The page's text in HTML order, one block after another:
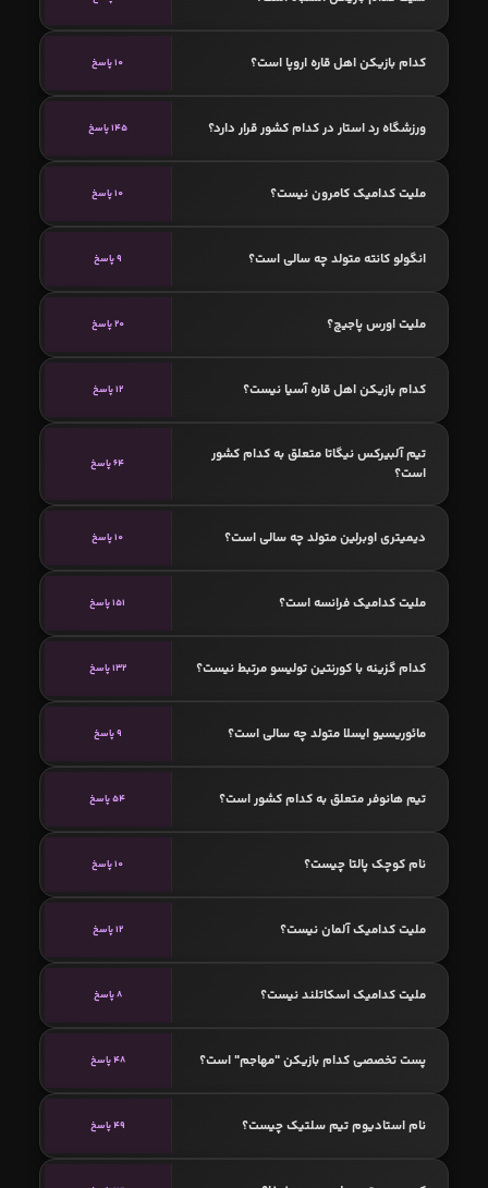
کدام بازیکن اهل قاره اروپا است؟ 10 پاسخ
ورزشگاه رد استار در کدام کشور قرار دارد؟ 145 پاسخ
ملیت کدامیک کامرون نیست؟ 10 پاسخ
انگولو کانته متولد چه سالی است؟ 9 پاسخ
ملیت اورس پاجیچ؟ 20 پاسخ
کدام بازیکن اهل قاره آسیا نیست؟ 12 پاسخ
تیم آلبیرکس نیگاتا متعلق به کدام کشور
است؟
64 پاسخ
دیمیتری اوبرلین متولد چه سالی است؟ 10 پاسخ
ملیت کدامیک فرانسه است؟ 151 پاسخ
کدام گزینه با کورنتین تولیسو مرتبط نیست؟ 132 پاسخ
مائوریسیو ایسلا متولد چه سالی است؟ 9 پاسخ
تیم هانوفر متعلق به کدام کشور است؟ 54 پاسخ
نام کوچک پالتا چیست؟ 10 پاسخ
ملیت کدامیک آلمان نیست؟ 12 پاسخ
ملیت کدامیک اسکاتلند نیست؟ 8 پاسخ
پست تخصصی کدام بازیکن "مهاجم" است؟ 48 پاسخ
نام استادیوم تیم سلتیک چیست؟ 49 پاسخ